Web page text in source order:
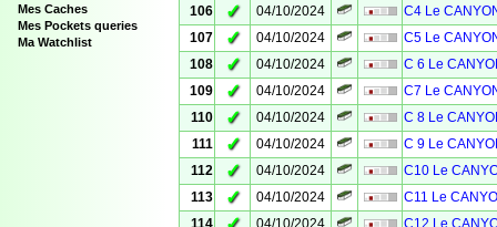
Mes Caches
Mes Pockets queries
Ma Watchlist
106
✓ 04/10/2024
C4 Le
107
✓ 04/10/2024
C5 Le
108
✓ 04/10/2024
C 6 Le
109
✓ 04/10/2024
C7 Le
110
✓ 04/10/2024
C 8 Le
111
✓ 04/10/2024
C 9 Le
112
✓ 04/10/2024
C10 Le
113
✓ 04/10/2024
C11 Le
114
04/10/2024
C12 Le